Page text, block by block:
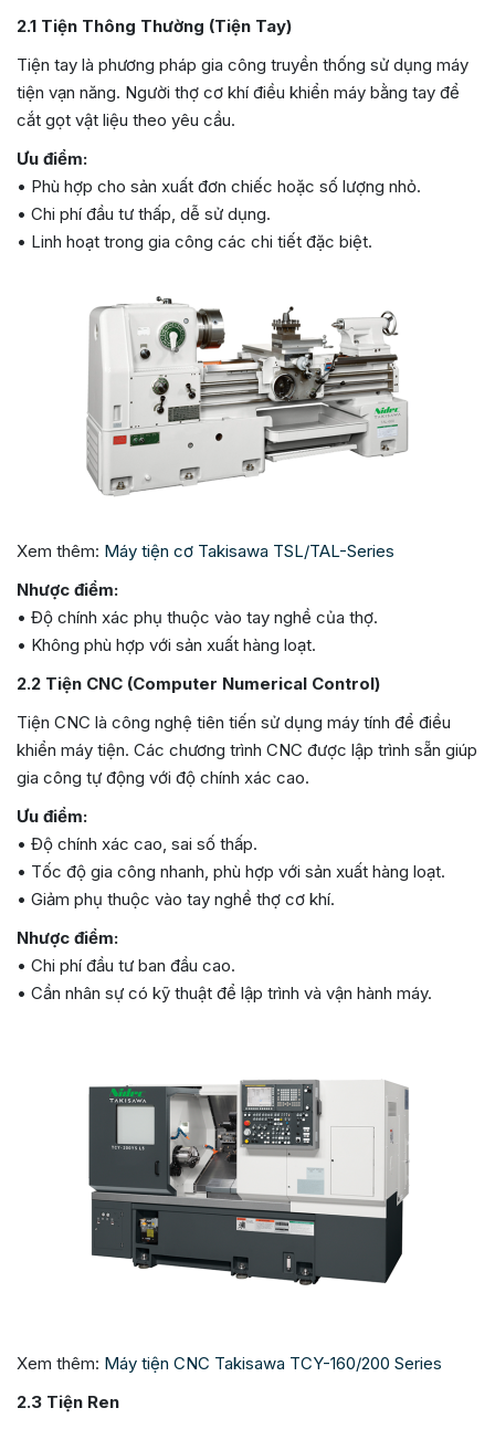
2.1 Tiện Thông Thường (Tiện Tay)
Tiện tay là phương pháp gia công truyền thống sử dụng máy
tiện vạn năng. Người thợ cơ khí điều khiển máy bằng tay để
cắt gọt vật liệu theo yêu cầu.
Ưu điểm:
• Phù hợp cho sản xuất đơn chiếc hoặc số lượng nhỏ.
• Chi phí đầu tư thấp, dễ sử dụng.
• Linh hoạt trong gia công các chi tiết đặc biệt.
Xem thêm: Máy tiện cơ Takisawa TSL/TAL-Series
Nhược điểm:
• Độ chính xác phụ thuộc vào tay nghề của thợ.
• Không phù hợp với sản xuất hàng loạt.
2.2 Tiện CNC (Computer Numerical Control)
Tiện CNC là công nghệ tiên tiến sử dụng máy tính để điều
khiển máy tiện. Các chương trình CNC được lập trình sẵn giúp
gia công tự động với độ chính xác cao.
Ưu điểm:
• Độ chính xác cao, sai số thấp.
• Tốc độ gia công nhanh, phù hợp với sản xuất hàng loạt.
• Giảm phụ thuộc vào tay nghề thợ cơ khí.
Nhược điểm:
• Chi phí đầu tư ban đầu cao.
• Cần nhân sự có kỹ thuật để lập trình và vận hành máy.
Xem thêm: Máy tiện CNC Takisawa TCY-160/200 Series
2.3 Tiện Ren